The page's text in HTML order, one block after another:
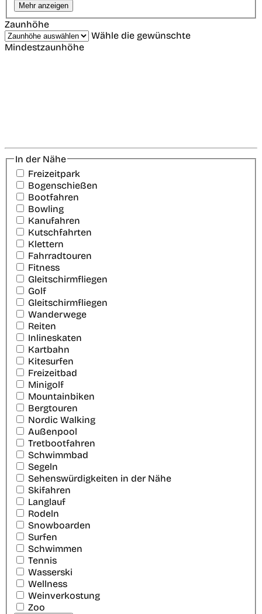
Mehr anzeigen
Zaunhöhe
Wähle die gewünschte
Mindestzaunhöhe
In der Nähe
Freizeitpark
Bogenschießen
Bootfahren
Bowling
Kanufahren
Kutschfahrten
Klettern
Fahrradtouren
Fitness
Gleitschirmfliegen
Golf
Gleitschirmfliegen
Wanderwege
Reiten
Inlineskaten
Kartbahn
Kitesurfen
Freizeitbad
Minigolf
Mountainbiken
Bergtouren
Nordic Walking
Außenpool
Tretbootfahren
Schwimmbad
Segeln
Sehenswürdigkeiten in der Nähe
Skifahren
Langlauf
Rodeln
Snowboarden
Surfen
Schwimmen
Tennis
Wasserski
Wellness
Weinverkostung
Zoo